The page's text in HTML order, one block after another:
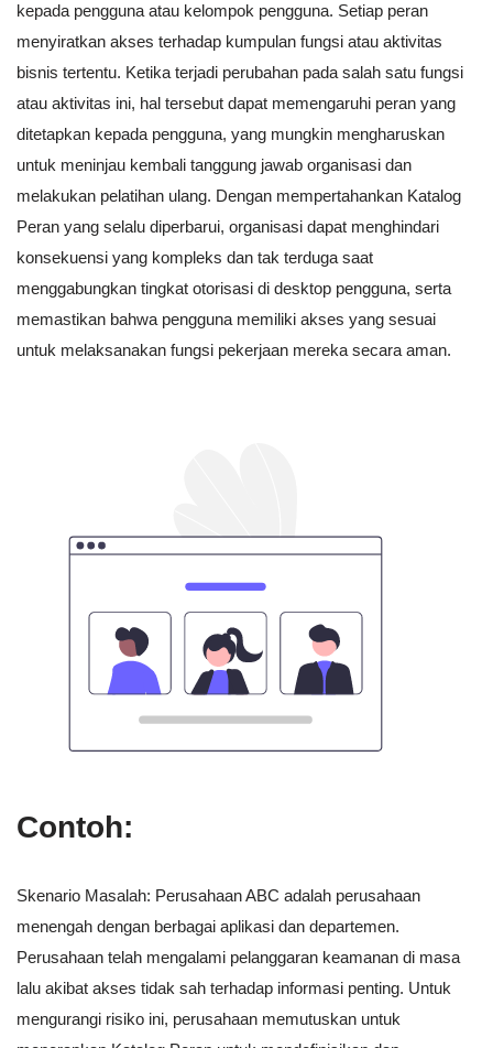
kepada pengguna atau kelompok pengguna. Setiap peran
menyiratkan akses terhadap kumpulan fungsi atau aktivitas
bisnis tertentu. Ketika terjadi perubahan pada salah satu fungsi
atau aktivitas ini, hal tersebut dapat memengaruhi peran yang
ditetapkan kepada pengguna, yang mungkin mengharuskan
untuk meninjau kembali tanggung jawab organisasi dan
melakukan pelatihan ulang. Dengan mempertahankan Katalog
Peran yang selalu diperbarui, organisasi dapat menghindari
konsekuensi yang kompleks dan tak terduga saat
menggabungkan tingkat otorisasi di desktop pengguna, serta
memastikan bahwa pengguna memiliki akses yang sesuai
untuk melaksanakan fungsi pekerjaan mereka secara aman.
Contoh:
Skenario Masalah: Perusahaan ABC adalah perusahaan
menengah dengan berbagai aplikasi dan departemen.
Perusahaan telah mengalami pelanggaran keamanan di masa
lalu akibat akses tidak sah terhadap informasi penting. Untuk
mengurangi risiko ini, perusahaan memutuskan untuk